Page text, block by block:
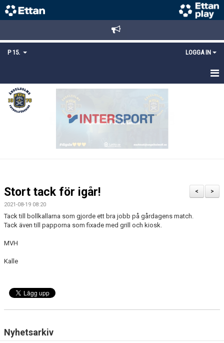
P 15. LOGGA IN
HEM
TRUPPEN
MEDLEMSANMÄLAN
>
<
Stort tack för igår!
2021-08-19 08:20
Tack till bollkallarna som gjorde ett bra jobb på gårdagens match.
Tack även till papporna som fixade med grill och kiosk.
MVH
Kalle
Nyhetsarkiv